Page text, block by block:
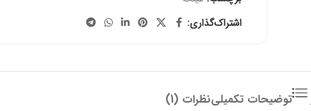
اشتراک‌گذاری:
توضیحات تکمیلینظرات (1)